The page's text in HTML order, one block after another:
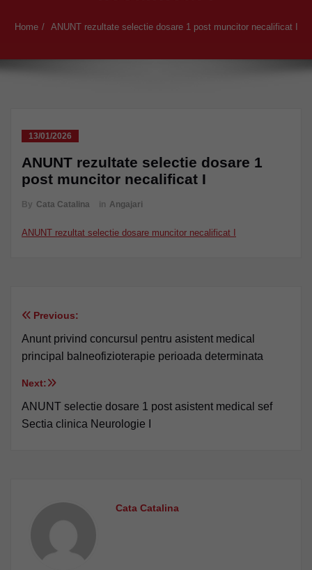
Home ANUNT rezultate selectie dosare 1 post muncitor necalificat I
13/01/2026
ANUNT rezultate selectie dosare 1
post muncitor necalificat I
By Cata Catalina in Angajari
ANUNT rezultat selectie dosare muncitor necalificat I
Navigare
în
articole
Previous:
Anunt privind concursul pentru asistent medical
principal balneofizioterapie perioada determinata
Next:
ANUNT selectie dosare 1 post asistent medical sef
Sectia clinica Neurologie I
Cata Catalina